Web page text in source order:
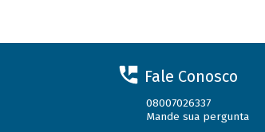
Fale Conosco
08007026337
Mande sua pergunta